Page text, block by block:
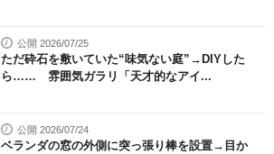
公開 2026/07/25
ただ砕石を敷いていた“味気ない庭”→DIYした
ら…… 雰囲気ガラリ「天才的なアイ...
公開 2026/07/24
ベランダの窓の外側に突っ張り棒を設置→目か